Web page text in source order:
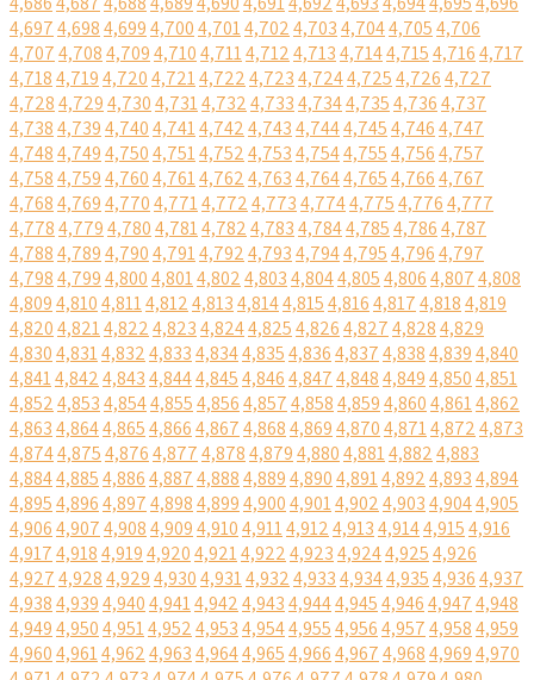
4,6974,6984,6994,7004,7014,7024,7034,7044,7054,706
4,7074,7084,7094,7104,7114,7124,7134,7144,7154,7164,717
4,7184,7194,7204,7214,7224,7234,7244,7254,7264,727
4,7284,7294,7304,7314,7324,7334,7344,7354,7364,737
4,7384,7394,7404,7414,7424,7434,7444,7454,7464,747
4,7484,7494,7504,7514,7524,7534,7544,7554,7564,757
4,7584,7594,7604,7614,7624,7634,7644,7654,7664,767
4,7684,7694,7704,7714,7724,7734,7744,7754,7764,777
4,7784,7794,7804,7814,7824,7834,7844,7854,7864,787
4,7884,7894,7904,7914,7924,7934,7944,7954,7964,797
4,7984,7994,8004,8014,8024,8034,8044,8054,8064,8074,808
4,8094,8104,8114,8124,8134,8144,8154,8164,8174,8184,819
4,8204,8214,8224,8234,8244,8254,8264,8274,8284,829
4,8304,8314,8324,8334,8344,8354,8364,8374,8384,8394,840
4,8414,8424,8434,8444,8454,8464,8474,8484,8494,8504,851
4,8524,8534,8544,8554,8564,8574,8584,8594,8604,8614,862
4,8634,8644,8654,8664,8674,8684,8694,8704,8714,8724,873
4,8744,8754,8764,8774,8784,8794,8804,8814,8824,883
4,8844,8854,8864,8874,8884,8894,8904,8914,8924,8934,894
4,8954,8964,8974,8984,8994,9004,9014,9024,9034,9044,905
4,9064,9074,9084,9094,9104,9114,9124,9134,9144,9154,916
4,9174,9184,9194,9204,9214,9224,9234,9244,9254,926
4,9274,9284,9294,9304,9314,9324,9334,9344,9354,9364,937
4,9384,9394,9404,9414,9424,9434,9444,9454,9464,9474,948
4,9494,9504,9514,9524,9534,9544,9554,9564,9574,9584,959
4,9604,9614,9624,9634,9644,9654,9664,9674,9684,9694,970